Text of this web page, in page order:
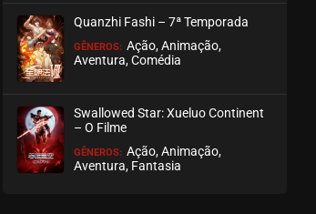
Quanzhi Fashi – 7ª Temporada
GÊNEROS: Ação, Animação,
Aventura, Comédia
Swallowed Star: Xueluo Continent
– O Filme
GÊNEROS: Ação, Animação,
Aventura, Fantasia